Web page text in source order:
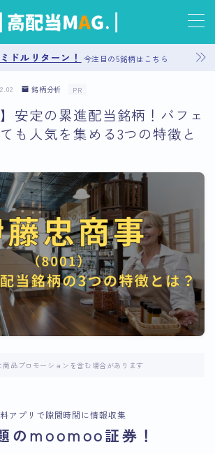
シー
ドルリターン！ 今注目の5銘柄はこちら
銘柄分析 PR
】安定の累進配当銘柄！バフェ
も人気を集める3つの特徴と
商品プロモーションを含む場合があります
アプリで隙間時間に情報収集
のmoomoo証券！